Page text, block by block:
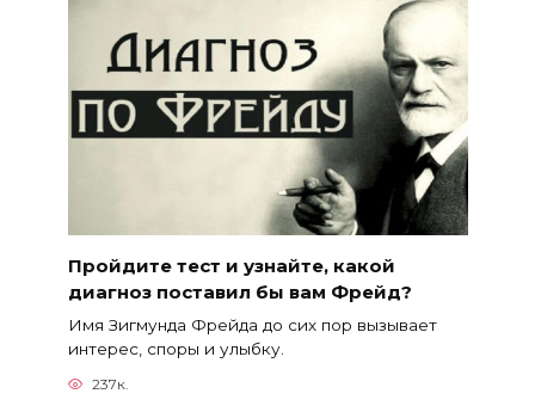
Пройдите тест и узнайте, какой
диагноз поставил бы вам Фрейд?
Имя Зигмунда Фрейда до сих пор вызывает
интерес, споры и улыбку.
237к.